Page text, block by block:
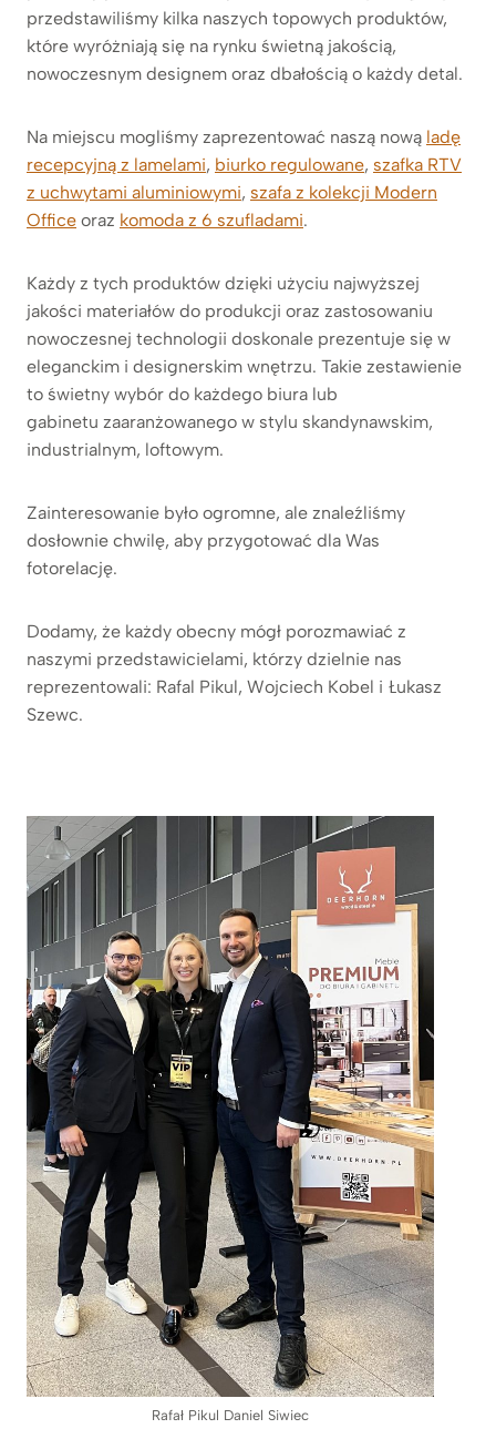
przedstawiliśmy kilka naszych topowych produktów,
które wyróżniają się na rynku świetną jakością,
nowoczesnym designem oraz dbałością o każdy detal.
Na miejscu mogliśmy zaprezentować naszą nową ladę
recepcyjną z lamelami, biurko regulowane, szafka RTV
z uchwytami aluminiowymi, szafa z kolekcji Modern
Office oraz komoda z 6 szufladami.
Każdy z tych produktów dzięki użyciu najwyższej
jakości materiałów do produkcji oraz zastosowaniu
nowoczesnej technologii doskonale prezentuje się w
eleganckim i designerskim wnętrzu. Takie zestawienie
to świetny wybór do każdego biura lub
gabinetu zaaranżowanego w stylu skandynawskim,
industrialnym, loftowym.
Zainteresowanie było ogromne, ale znaleźliśmy
dosłownie chwilę, aby przygotować dla Was
fotorelację.
Dodamy, że każdy obecny mógł porozmawiać z
naszymi przedstawicielami, którzy dzielnie nas
reprezentowali: Rafal Pikul, Wojciech Kobel i Łukasz
Szewc.
Rafał Pikul Daniel Siwiec